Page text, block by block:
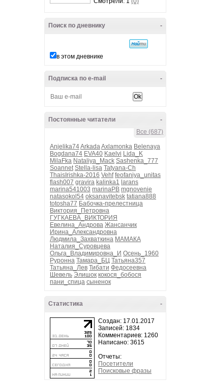
-
Поиск по дневнику
в этом дневнике
-
Подписка по e-mail
-
Постоянные читатели
Все (687)
Anjelika74ArkadaAxlamonka Belenaya
Bogdana74 EVA40 Kaelvi Lida_K
MilaFka Nataliya_Mack Sashenka_777
Soannet Stella-lisa Tatyana-Ch
ThaisIrishka-2016 Vehf feofaniya_unitas
flash007 gravira kalinka1 larans
marina541003 marinaPB mgnovenie
natasokol54 oksanavitebsk tatiana888
totosha77 Бабочка-прелестница
Виктория_Петровна
ГУГКАЕВА_ВИКТОРИЯ
Евелина_Андрова Жансанчик
Ирина_Александровна
Людмила_Захваткина МАМАКА
Наталия_Суровцева
Ольга_Владимировна_И Осень_1960
Руронна Тамара_БЦ Татьяна357
Татьяна_Лев Тибати Федосеевна
Шевель Элишок кокося_бобося
пани_спица сыненок
-
Статистика
Создан: 17.01.2017
Записей: 1834
Комментариев: 1260
Написано: 3615
Отчеты:
Посетители
Поисковые фразы